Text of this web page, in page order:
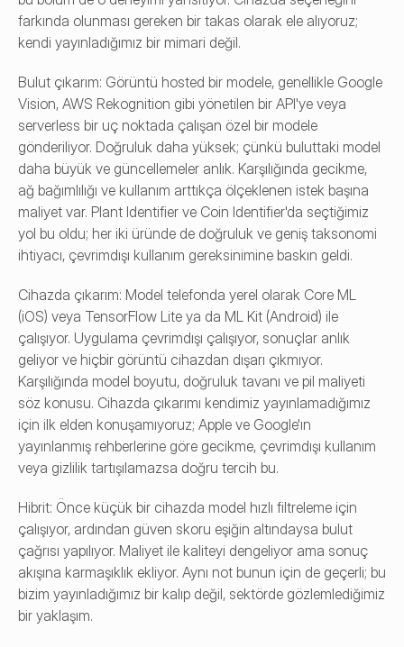
farkında olunması gereken bir takas olarak ele alıyoruz;
kendi yayınladığımız bir mimari değil.
Bulut çıkarım: Görüntü hosted bir modele, genellikle Google
Vision, AWS Rekognition gibi yönetilen bir API'ye veya
serverless bir uç noktada çalışan özel bir modele
gönderiliyor. Doğruluk daha yüksek; çünkü buluttaki model
daha büyük ve güncellemeler anlık. Karşılığında gecikme,
ağ bağımlılığı ve kullanım arttıkça ölçeklenen istek başına
maliyet var. Plant Identifier ve Coin Identifier'da seçtiğimiz
yol bu oldu; her iki üründe de doğruluk ve geniş taksonomi
ihtiyacı, çevrimdışı kullanım gereksinimine baskın geldi.
Cihazda çıkarım: Model telefonda yerel olarak Core ML
(iOS) veya TensorFlow Lite ya da ML Kit (Android) ile
çalışıyor. Uygulama çevrimdışı çalışıyor, sonuçlar anlık
geliyor ve hiçbir görüntü cihazdan dışarı çıkmıyor.
Karşılığında model boyutu, doğruluk tavanı ve pil maliyeti
söz konusu. Cihazda çıkarımı kendimiz yayınlamadığımız
için ilk elden konuşamıyoruz; Apple ve Google'ın
yayınlanmış rehberlerine göre gecikme, çevrimdışı kullanım
veya gizlilik tartışılamazsa doğru tercih bu.
Hibrit: Önce küçük bir cihazda model hızlı filtreleme için
çalışıyor, ardından güven skoru eşiğin altındaysa bulut
çağrısı yapılıyor. Maliyet ile kaliteyi dengeliyor ama sonuç
akışına karmaşıklık ekliyor. Aynı not bunun için de geçerli; bu
bizim yayınladığımız bir kalıp değil, sektörde gözlemlediğimiz
bir yaklaşım.